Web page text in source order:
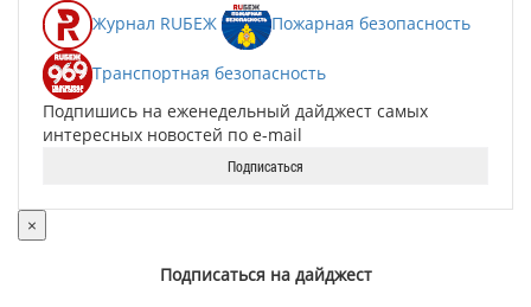
Журнал RUБЕЖ
Пожарная безопасность
Транспортная безопасность
Подпишись на еженедельный дайджест самых
интересных новостей по e-mail
Подписаться
×
Подписаться на дайджест